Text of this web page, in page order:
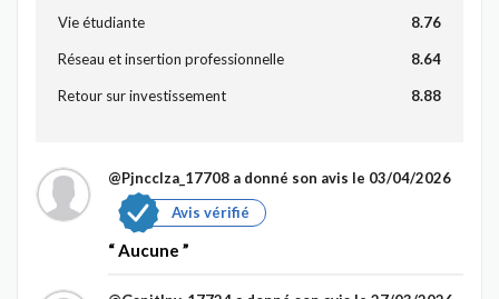
Vie étudiante 8.76
Réseau et insertion professionnelle 8.64
Retour sur investissement 8.88
@Pjncclza_17708 a donné son avis le 03/04/2026
Avis vérifié
Aucune